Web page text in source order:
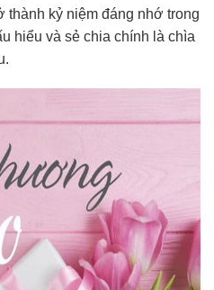
thành kỷ niệm đáng nhớ trong
hiểu và sẻ chia chính là chìa